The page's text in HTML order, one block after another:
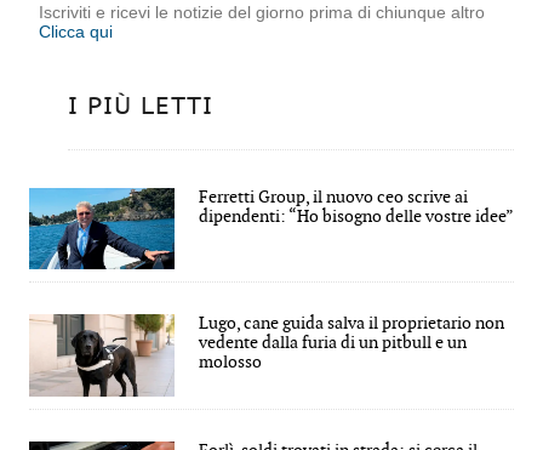
Iscriviti e ricevi le notizie del giorno prima di chiunque altro
Clicca qui
I PIÙ LETTI
Ferretti Group, il nuovo ceo scrive ai
dipendenti: “Ho bisogno delle vostre idee”
Lugo, cane guida salva il proprietario non
vedente dalla furia di un pitbull e un
molosso